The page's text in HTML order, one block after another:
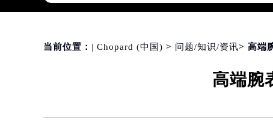
北京市朝阳区建国门外大街甲6号华
天津市和平区赤峰道136号天津国际
上海市黄浦区南京东路299号宏伊国
当前位置： | Chopard (中国) > 问题/知识/资讯> 高端
高端腕